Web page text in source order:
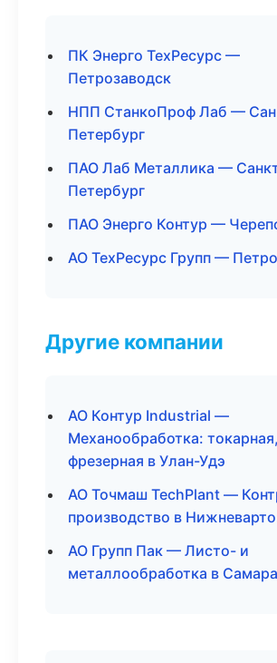
ПК Энерго ТехРесурс —
Петрозаводск
НПП СтанкоПроф Лаб —
Петербург
ПАО Лаб Металлика —
Петербург
ПАО Энерго Контур —
АО ТехРесурс Групп —
Другие компании
АО Контур Industrial —
Механообработка: токарная,
фрезерная в Улан-Удэ
АО Точмаш TechPlant —
производство в
АО Групп Пак — Листо- и
металлообработка в Самара